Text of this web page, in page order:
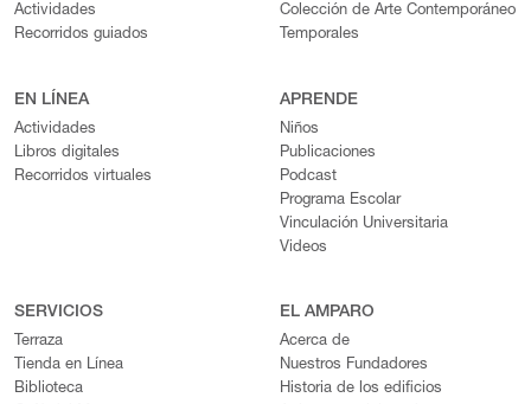
Actividades
Recorridos guiados
Colección de Arte Contemporáneo
Temporales
EN LÍNEA
Actividades
Libros digitales
Recorridos virtuales
APRENDE
Niños
Publicaciones
Podcast
Programa Escolar
Vinculación Universitaria
Videos
SERVICIOS
Terraza
Tienda en Línea
Biblioteca
EL AMPARO
Acerca de
Nuestros Fundadores
Historia de los edificios